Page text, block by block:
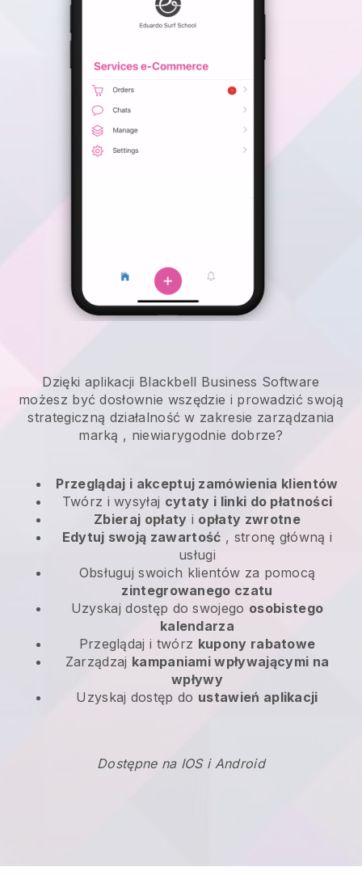
Dzięki aplikacji Blackbell Business Software
możesz być dosłownie wszędzie i prowadzić swoją
strategiczną działalność w zakresie zarządzania
marką , niewiarygodnie dobrze?
Przeglądaj i akceptuj zamówienia klientów
Twórz i wysyłaj cytaty i linki do płatności
Zbieraj opłaty i opłaty zwrotne
Edytuj swoją zawartość , stronę główną i
usługi
Obsługuj swoich klientów za pomocą
zintegrowanego czatu
Uzyskaj dostęp do swojego osobistego
kalendarza
Przeglądaj i twórz kupony rabatowe
Zarządzaj kampaniami wpływającymi na
wpływy
Uzyskaj dostęp do ustawień aplikacji
Dostępne na IOS i Android